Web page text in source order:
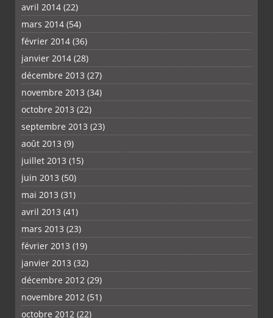
avril 2014 (22)
mars 2014 (54)
février 2014 (36)
janvier 2014 (28)
décembre 2013 (27)
novembre 2013 (34)
octobre 2013 (22)
septembre 2013 (23)
août 2013 (9)
juillet 2013 (15)
juin 2013 (50)
mai 2013 (31)
avril 2013 (41)
mars 2013 (23)
février 2013 (19)
janvier 2013 (32)
décembre 2012 (29)
novembre 2012 (51)
octobre 2012 (22)